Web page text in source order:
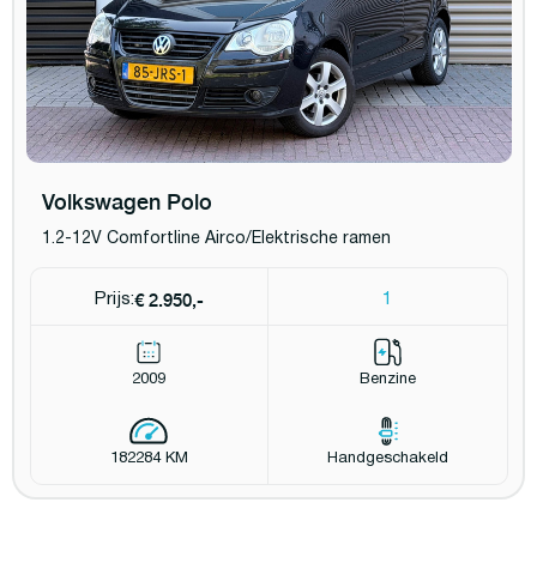
Volkswagen Polo
1.2-12V Comfortline Airco/Elektrische ramen
Prijs:€ 2.950,- 1
2009 Benzine
182284 KM Handgeschakeld